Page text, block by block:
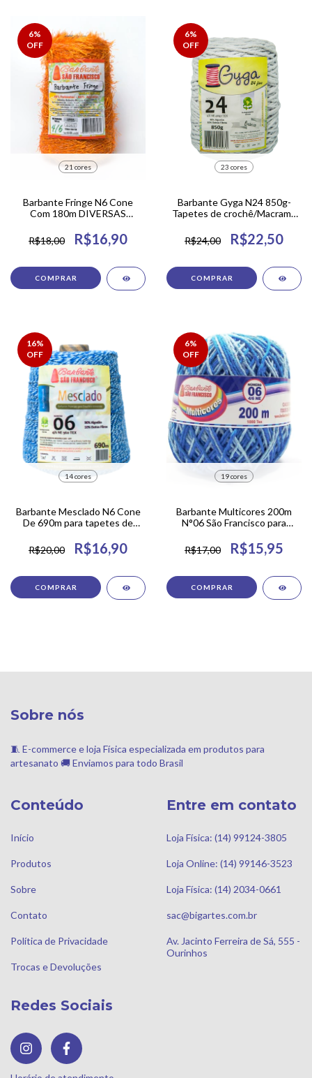
6%
OFF
21 cores
Barbante Fringe N6 Cone
Com 180m DIVERSAS
R$18,00
R$16,90
COMPRAR
6%
OFF
23 cores
Barbante Gyga N24 850g-
Tapetes de crochê/Macramê
R$24,00
R$22,50
COMPRAR
16%
OFF
14 cores
Barbante Mesclado N6 Cone
De 690m para tapetes de
R$20,00
R$16,90
COMPRAR
6%
OFF
19 cores
Barbante Multicores 200m
N°06 São Francisco para
R$17,00
R$15,95
COMPRAR
Sobre nós
🧵 E-commerce e loja Física especializada em produtos para
artesanato 🚚 Enviamos para todo Brasil
Conteúdo
Início
Produtos
Sobre
Contato
Política de Privacidade
Trocas e Devoluções
Entre em contato
Loja Física: (14) 99124-3805
Loja Online: (14) 99146-3523
Loja Física: (14) 2034-0661
sac@bigartes.com.br
Av. Jacinto Ferreira de Sá, 555 -
Ourinhos
Redes Sociais